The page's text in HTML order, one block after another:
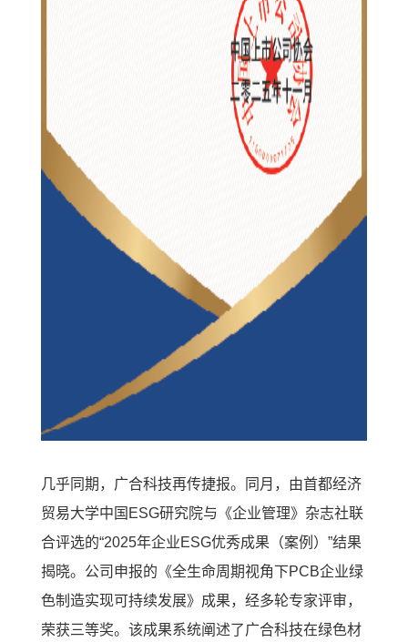
几乎同期，广合科技再传捷报。同月，由首都经济
贸易大学中国ESG研究院与《企业管理》杂志社联
合评选的“2025年企业ESG优秀成果（案例）”结果
揭晓。公司申报的《全生命周期视角下PCB企业绿
色制造实现可持续发展》成果，经多轮专家评审，
荣获三等奖。该成果系统阐述了广合科技在绿色材